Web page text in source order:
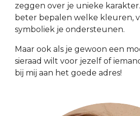
zeggen over je unieke
beter bepalen welke kleuren,
symboliek je ondersteunen.
Maar ook als je gewoon een
sieraad wilt voor jezelf of
bij mij aan het goede adres!